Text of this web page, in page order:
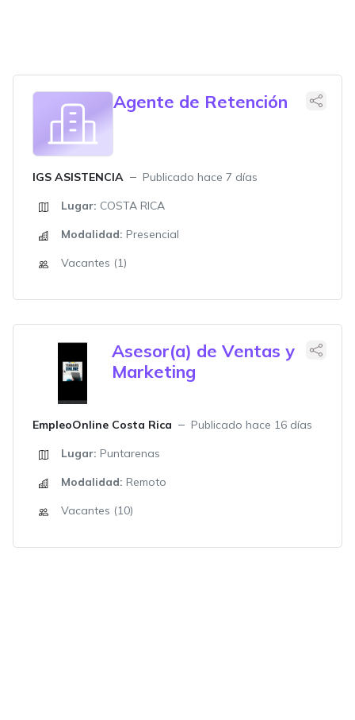
Agente de Retención
IGS ASISTENCIA
Publicado hace 7 días
Lugar: COSTA RICA
Modalidad: Presencial
Vacantes (1)
Asesor(a) de Ventas y
Marketing
EmpleoOnline Costa Rica
Publicado hace 16 días
Lugar: Puntarenas
Modalidad: Remoto
Vacantes (10)